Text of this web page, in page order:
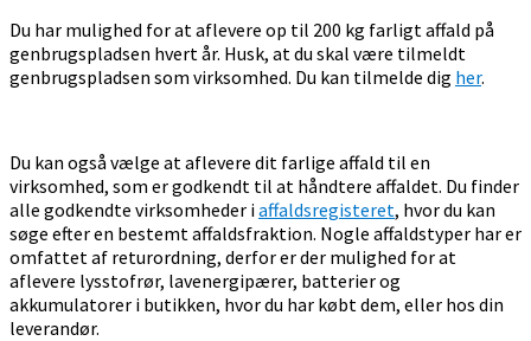
Du har mulighed for at aflevere op til 200 kg farligt affald på
genbrugspladsen hvert år. Husk, at du skal være tilmeldt
genbrugspladsen som virksomhed. Du kan tilmelde dig her.
Du kan også vælge at aflevere dit farlige affald til en
virksomhed, som er godkendt til at håndtere affaldet. Du finder
alle godkendte virksomheder iaffaldsregisteret, hvor du kan
søge efter en bestemt affaldsfraktion. Nogle affaldstyper har er
omfattet af returordning, derfor er der mulighed for at
aflevere lysstofrør, lavenergipærer, batterier og
akkumulatorer i butikken, hvor du har købt dem, eller hos din
leverandør.